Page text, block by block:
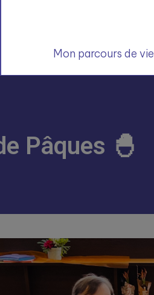
Mon parcours de vie
Pâques 🐣